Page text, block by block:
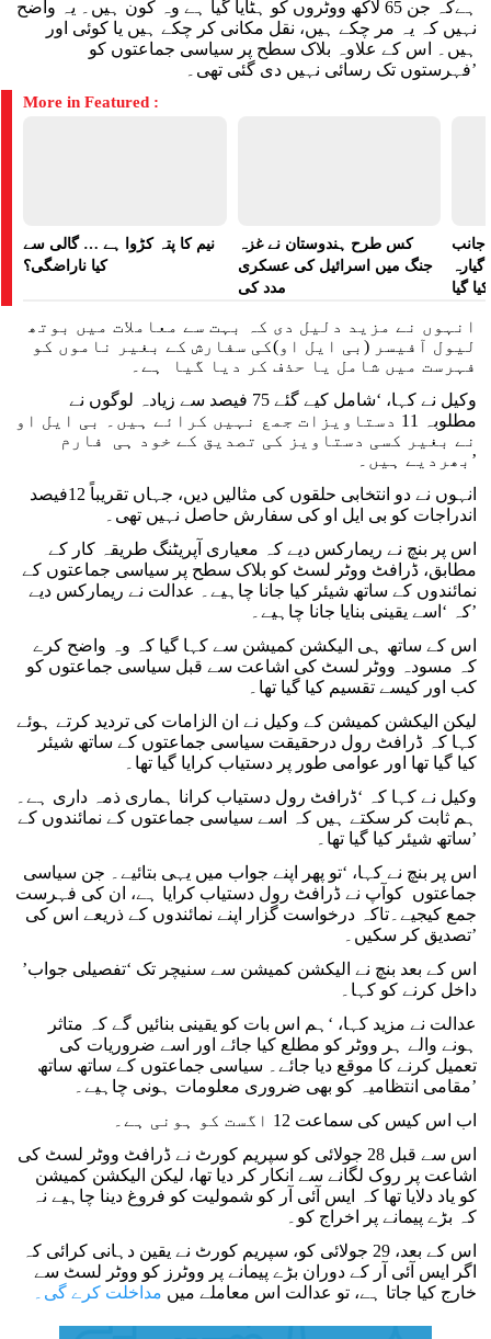
ہےکہ جن 65 لاکھ ووٹروں کو ہٹایا گیا ہے وہ کون ہیں۔ یہ واضح
نہیں کہ یہ مر چکے ہیں، نقل مکانی کر چکے ہیں یا کوئی اور
ہیں۔ اس کے علاوہ بلاک سطح پر سیاسی جماعتوں کو
فہرستوں تک رسائی نہیں دی گئی تھی۔’
More in Featured :
نیم کا پتہ کڑوا ہے … گالی سے
کیا ناراضگی؟
کس طرح ہندوستان نے غزہ
جنگ میں اسرائیل کی عسکری
مدد کی
جانب
گیا
انہوں نے مزید دلیل دی کہ بہت سے معاملات میں بوتھ
لیول آفیسر (بی ایل او)کی سفارش کے بغیر ناموں کو
فہرست میں شامل یا حذف کر دیا گیا ہے۔
وکیل نے کہا، ‘شامل کیے گئے 75 فیصد سے زیادہ لوگوں نے
مطلوبہ 11 دستاویزات جمع نہیں کرائے ہیں۔ بی ایل او
نے بغیر کسی دستاویز کی تصدیق کے خود ہی فارم
بھردیے ہیں۔’
انہوں نے دو انتخابی حلقوں کی مثالیں دیں، جہاں تقریباً 12فیصد
اندراجات کو بی ایل او کی سفارش حاصل نہیں تھی۔
اس پر بنچ نے ریمارکس دیے کہ معیاری آپریٹنگ طریقہ کار کے
مطابق، ڈرافٹ ووٹر لسٹ کو بلاک سطح پر سیاسی جماعتوں کے
نمائندوں کے ساتھ شیئر کیا جانا چاہیے۔ عدالت نے ریمارکس دیے
کہ ‘اسے یقینی بنایا جانا چاہیے۔’
اس کے ساتھ ہی الیکشن کمیشن سے کہا گیا کہ وہ واضح کرے
کہ مسودہ ووٹر لسٹ کی اشاعت سے قبل سیاسی جماعتوں کو
کب اور کیسے تقسیم کیا گیا تھا۔
لیکن الیکشن کمیشن کے وکیل نے ان الزامات کی تردید کرتے ہوئے
کہا کہ ڈرافٹ رول درحقیقت سیاسی جماعتوں کے ساتھ شیئر
کیا گیا تھا اور عوامی طور پر دستیاب کرایا گیا تھا۔
وکیل نے کہا کہ ‘ڈرافٹ رول دستیاب کرانا ہماری ذمہ داری ہے۔
ہم ثابت کر سکتے ہیں کہ اسے سیاسی جماعتوں کے نمائندوں کے
ساتھ شیئر کیا گیا تھا۔’
اس پر بنچ نے کہا، ‘تو پھر اپنے جواب میں یہی بتائیے۔ جن سیاسی
جماعتوں کوآپ نے ڈرافٹ رول دستیاب کرایا ہے، ان کی فہرست
جمع کیجیے۔تاکہ درخواست گزار اپنے نمائندوں کے ذریعے اس کی
تصدیق کر سکیں۔’
اس کے بعد بنچ نے الیکشن کمیشن سے سنیچر تک ‘تفصیلی جواب’
داخل کرنے کو کہا۔
عدالت نے مزید کہا، ‘ہم اس بات کو یقینی بنائیں گے کہ متاثر
ہونے والے ہر ووٹر کو مطلع کیا جائے اور اسے ضروریات کی
تعمیل کرنے کا موقع دیا جائے۔ سیاسی جماعتوں کے ساتھ ساتھ
مقامی انتظامیہ کو بھی ضروری معلومات ہونی چاہیے۔’
اب اس کیس کی سماعت 12 اگست کو ہونی ہے۔
اس سے قبل 28 جولائی کو سپریم کورٹ نے ڈرافٹ ووٹر لسٹ کی
اشاعت پر روک لگانے سے انکار کر دیا تھا، لیکن الیکشن کمیشن
کو یاد دلایا تھا کہ ایس آئی آر کو شمولیت کو فروغ دینا چاہیے نہ
کہ بڑے پیمانے پر اخراج کو۔
اس کے بعد، 29 جولائی کو، سپریم کورٹ نے یقین دہانی کرائی کہ
اگر ایس آئی آر کے دوران بڑے پیمانے پر ووٹرز کو ووٹر لسٹ سے
خارج کیا جاتا ہے، تو عدالت اس معاملے میں مداخلت کرے گی۔